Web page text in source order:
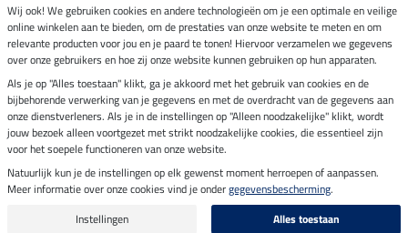
Verzending per
Veilig betalen met
Impressum
Laatste update op 07.08.2026 om 03:03 uur
Alle prijzen in euro's, incl. BTW, excl. verzendkosten.
Wij ook! We gebruiken cookies en andere technologieën om je een optimale en veilige
online winkelen aan te bieden, om de prestaties van onze website te meten en om
relevante producten voor jou en je paard te tonen! Hiervoor verzamelen we gegevens
over onze gebruikers en hoe zij onze website kunnen gebruiken op hun apparaten.
Als je op "Alles toestaan" klikt, ga je akkoord met het gebruik van cookies en de
bijbehorende verwerking van je gegevens en met de overdracht van de gegevens aan
onze dienstverleners. Als je in de instellingen op "Alleen noodzakelijke" klikt, wordt
jouw bezoek alleen voortgezet met strikt noodzakelijke cookies, die essentieel zijn
voor het soepele functioneren van onze website.
Natuurlijk kun je de instellingen op elk gewenst moment herroepen of aanpassen.
Meer informatie over onze cookies vind je ondergegevensbescherming.
Instellingen
Alles toestaan